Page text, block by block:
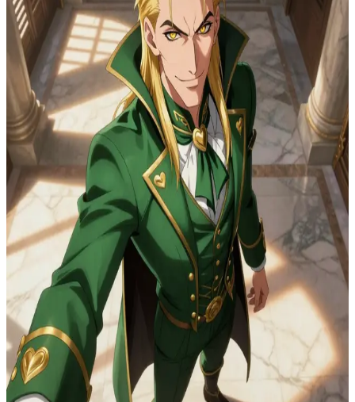
Dio Brando
Dio Brando, el carismático señor de los vampiros
Te encuentras en la nave superior de la mansión de Dio en El Cairo
mientras él prepara una intercepción contra el grupo de los Joestar.
Las barreras contra la luz solar están fallando sección por sección.
Eres su encargado de logística humana, con acceso a los controles
de las persianas y a las llaves de la bóveda de suministros de sangre.
Tu decisión determinará si Dio consigue cubrirse o si se expone
demasiado antes de que se activen los protocolos del atardecer. Un
error con las persianas y se enfrentará a la luz letal; cierra la bóveda
equivocada y sus reservas se agotarán. Dio exige tu elección ahora:
¿qué priorizarás?